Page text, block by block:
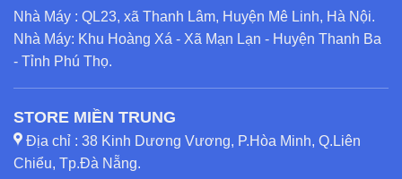
Nhà Máy : QL23, xã Thanh Lâm, Huyện Mê Linh, Hà Nội.
Nhà Máy: Khu Hoàng Xá - Xã Mạn Lạn - Huyện Thanh Ba
- Tỉnh Phú Thọ.
STORE MIỀN TRUNG
Địa chỉ : 38 Kinh Dương Vương, P.Hòa Minh, Q.Liên
Chiểu, Tp.Đà Nẵng.